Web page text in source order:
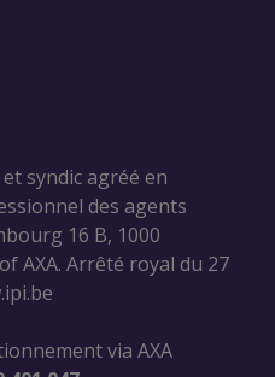
syndic agréé en
des agents
16 B, 1000
AXA. Arrêté royal du 27
via AXA